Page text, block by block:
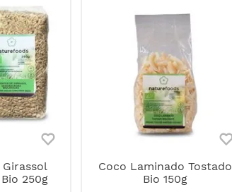
250g
Coco Laminado Tostado
Bio 150g